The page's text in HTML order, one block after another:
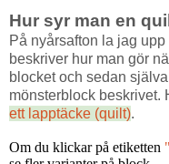
Hur syr man en
På nyårsafton la jag
beskriver hur man gör
blocket och sedan
mönsterblock beskrivet.
ett lapptäcke (quilt).
Om du klickar på etiketten